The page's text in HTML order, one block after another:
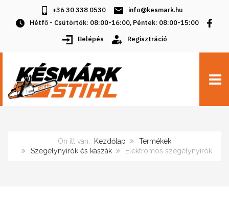
+36 30 338 0530
info@kesmark.hu
Hétfő - Csütörtök: 08:00-16:00, Péntek: 08:00-15:00
Belépés
Regisztráció
Ön itt van: Kezdőlap
Termékek
Szegélynyírók és kaszák
Elektromos szegélynyírók